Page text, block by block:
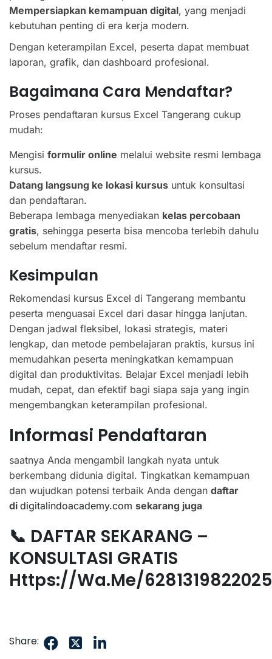
Mempersiapkan kemampuan digital, yang menjadi
kebutuhan penting di era kerja modern.
Dengan keterampilan Excel, peserta dapat membuat
laporan, grafik, dan dashboard profesional.
Bagaimana Cara Mendaftar?
Proses pendaftaran kursus Excel Tangerang cukup
mudah:
Mengisi formulir online melalui website resmi lembaga
kursus.
Datang langsung ke lokasi kursus untuk konsultasi
dan pendaftaran.
Beberapa lembaga menyediakan kelas percobaan
gratis, sehingga peserta bisa mencoba terlebih dahulu
sebelum mendaftar resmi.
Kesimpulan
Rekomendasi kursus Excel di Tangerang membantu
peserta menguasai Excel dari dasar hingga lanjutan.
Dengan jadwal fleksibel, lokasi strategis, materi
lengkap, dan metode pembelajaran praktis, kursus ini
memudahkan peserta meningkatkan kemampuan
digital dan produktivitas. Belajar Excel menjadi lebih
mudah, cepat, dan efektif bagi siapa saja yang ingin
mengembangkan keterampilan profesional.
Informasi Pendaftaran
saatnya Anda mengambil langkah nyata untuk
berkembang didunia digital. Tingkatkan kemampuan
dan wujudkan potensi terbaik Anda dengan daftar
di digitalindoacademy.com sekarang juga
📞 DAFTAR SEKARANG –
KONSULTASI GRATIS
Https://wa.me/6281319822025
Share: